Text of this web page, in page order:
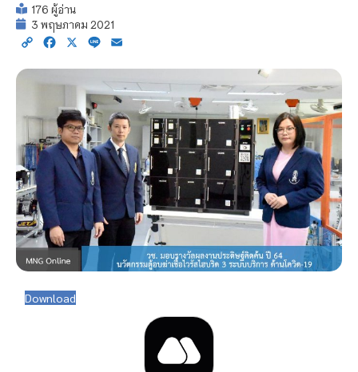
176 ผู้อ่าน
3 พฤษภาคม 2021
Copy Facebook
X Line
Download